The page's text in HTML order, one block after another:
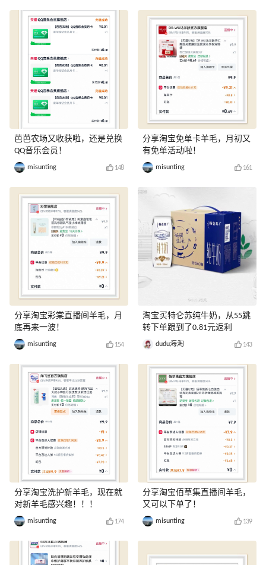
芭芭农场又收获啦，还是兑换
QQ音乐会员！
misunting 148
分享淘宝彩棠直播间羊毛，月
底再来一波！
misunting 154
分享淘宝洗护新羊毛，现在就
对新羊毛感兴趣！！！
misunting 174
分享淘宝免单卡羊毛，月初又
有免单活动啦！
misunting 161
淘宝买特仑苏纯牛奶，从55跳
转下单跟到了0.81元返利
dudu海淘 143
分享淘宝佰草集直播间羊毛，
又可以下单了！
misunting 139